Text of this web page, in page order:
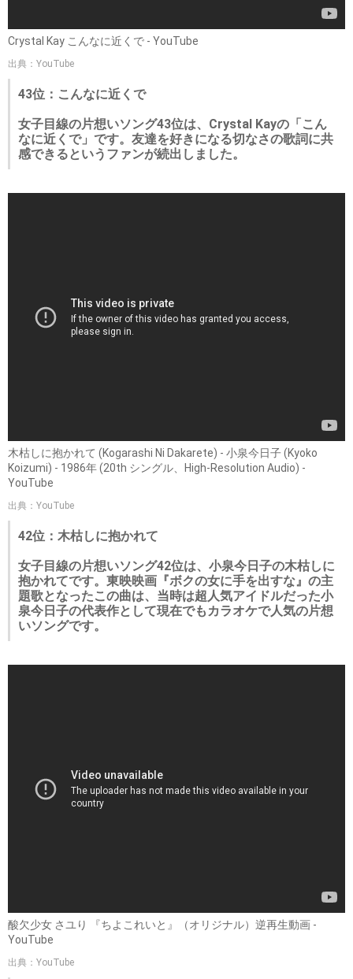
Crystal Kay こんなに近くで - YouTube
出典：YouTube
43位：こんなに近くで
女子目線の片想いソング43位は、Crystal Kayの「こん
なに近くで」です。友達を好きになる切なさの歌詞に共
感できるというファンが続出しました。
木枯しに抱かれて (Kogarashi Ni Dakarete) - 小泉今日子 (Kyoko
Koizumi) - 1986年 (20th シングル、High-Resolution Audio) -
YouTube
出典：YouTube
42位：木枯しに抱かれて
女子目線の片想いソング42位は、小泉今日子の木枯しに
抱かれてです。東映映画『ボクの女に手を出すな』の主
題歌となったこの曲は、当時は超人気アイドルだった小
泉今日子の代表作として現在でもカラオケで人気の片想
いソングです。
酸欠少女 さユり 『ちよこれいと』（オリジナル）逆再生動画 -
YouTube
出典：YouTube